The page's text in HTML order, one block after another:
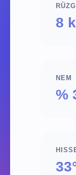
8
NEM
%